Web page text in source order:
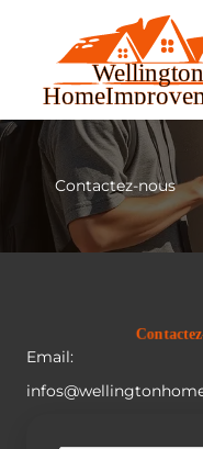
contenu
Contactez-nous
Email: